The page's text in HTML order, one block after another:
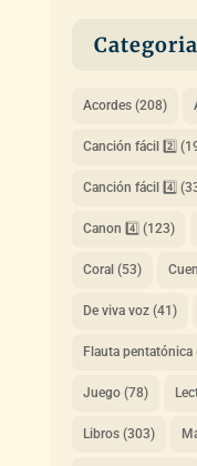
Acordes(208)
Canción fácil 2️⃣
Canción fácil 4️⃣
Canon 4️⃣ (123)
Coral (53)
De viva voz(41)
Flauta pentatónica
Juego(78)
Libros(303)